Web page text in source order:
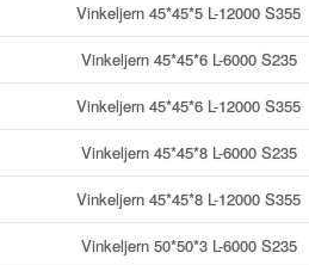
Vinkeljern 45*45*5 L-12000 S355
Vinkeljern 45*45*6 L-6000 S235
Vinkeljern 45*45*6 L-12000 S355
Vinkeljern 45*45*8 L-6000 S235
Vinkeljern 45*45*8 L-12000 S355
Vinkeljern 50*50*3 L-6000 S235